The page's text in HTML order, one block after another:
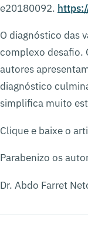
e20180092.
O diagnóstico das
complexo desafio.
autores
diagnóstico
simplifica muito
Clique e baixe o
Parabenizo os
Dr. Abdo Farret